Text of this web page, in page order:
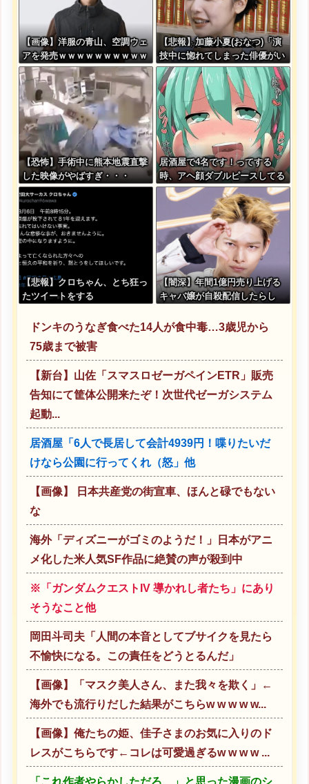
【画像】洋服の青山、空調ウェ
アを発売ｗｗｗｗｗｗｗｗｗｗ
ｗｗｗｗ
【悲報】加藤小夏(おなつ)「演
技中に惚れてしまった俳優がい
る」
【恐怖】手術中に熊本地震直撃
した映像がやばすぎ・・・
居酒屋で4名です！ってする
時、アヘ顔ダブルピースしてる
みたいになるの恥ずかしいんや
【悲報】クロちゃん、とち狂っ
たツイートをする
【闇深】年間1億円売り上げる
キャバ嬢が自殺配信したらし
ドンキのうなぎ食べた14人が食中毒…3歳児から
75歳まで被害
【新台】山佐「スマスロゼーガペインETR」販売
告知にて筐体公開来たぞ！次世代ゼーガシステム
起動...
居酒屋「6人で長居して会計4939円！喋りたいだ
けなら公園に行ってくれ（怒」他
【画像】 日本共産党の街宣車、ほんと碌でもない
な
海外「ディズニーがゴミのようだ！」日本がアニ
メ化した米人気SF作品に絶賛の声が殺到中
※「ガンダムクエストIV 導かれし者たち」にあり
そうなこと他
岡田斗司夫「人間の本音としてブサイクを見たら
不愉快になる。この責任をどうとるんだ」
【画像】「マスク美人さん、また我々を欺く」←
海外でも流行りだした結果がこちらw w w w w...
【画像】俺たちの姫、佳子さまのお気に入りのド
レスがこちらです←コレは可愛過ぎるw w w w ...
「これ作者やらかしただろ…」と思った漫画のシ